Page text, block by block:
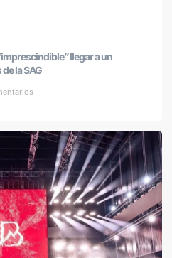
llegar a un
la SAG